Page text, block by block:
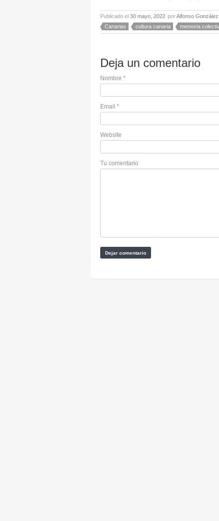
Publicado el 30 mayo, 2022 porAlfonso
Canarias
cultura canaria memoria
Deja un comentario
Nombre *
Email *
Website
Tu comentario